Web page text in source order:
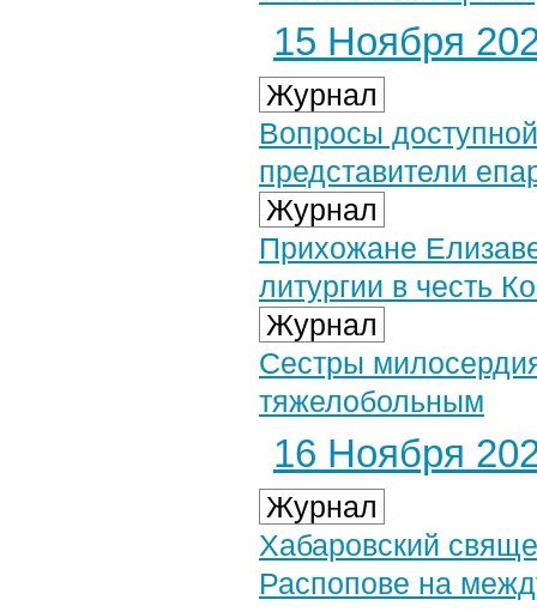
15 Ноября
Журнал
Вопросы
представители
Журнал
Прихожане
литургии в честь
Журнал
Сестры
тяжелобольным
16 Ноября
Журнал
Хабаровский
Распопове на